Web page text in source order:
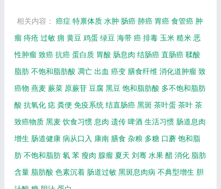
相关内容： 癌症 特禀体质 水肿 肠癌 肺癌 胃癌 食管癌 肿
瘤 痔疮 过敏 痈 黄豆 鸡蛋 绿豆 海带 癌 排毒 玉米 糙米 恶
性肿瘤 致癌 抗癌 蛋白质 胃酸 肠息肉 结肠癌 直肠癌 鞣酸
脂肪 不饱和脂肪酸 凋亡 出血 癌变 膳食纤维 消化道肿瘤 致
癌物 燕麦 蕨菜 原蕨苷 豆腐 黑豆 饱和脂肪酸 多不饱和脂肪
酸 抗氧化 痣 粪便 免疫系统 结直肠癌 黑斑 茶叶蛋 茶叶 茶
致癌物质 黑麦 饮食习惯 息肉 遗传 啤酒 生活习惯 肠道息肉
增生 肠道健康 病从口入 康南 膳食 杂粮 多糖 口蘑 饱和脂
肪 不饱和脂肪 氡 苯 瘦肉 腺瘤 夏天 刘骞 水果 醋 消化 脂肪
含量 脂肪酸 色素沉着 肠道过敏 黑斑息肉病 不典型增生 胆